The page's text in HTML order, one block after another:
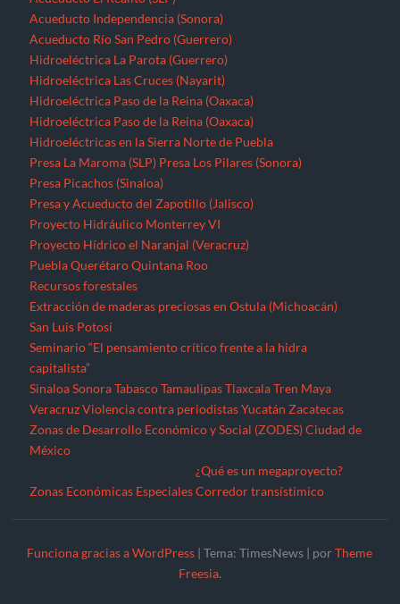
Proyecto Hídrico el Naranjal (Veracruz)
Puebla QuerétaroQuintana Roo
Recursos forestales
Extracción de maderas preciosas en Ostula (Michoacán)
San Luis Potosí
Seminario “El pensamiento crítico frente a la hidra
capitalista”
Sinaloa SonoraTabasco Tamaulipas TlaxcalaTren Maya
VeracruzViolencia contra periodistas
Zonas de Desarrollo Económico y Social (ZODES) Ciudad de
México
Zonas Económicas Especiales
¿Qué es un megaproyecto?
Corredor transístimico
Funciona gracias a WordPress
Freesia.